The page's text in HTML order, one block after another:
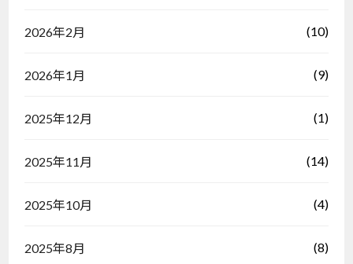
2026年2月 (10)
2026年1月 (9)
2025年12月 (1)
2025年11月 (14)
2025年10月 (4)
2025年8月 (8)